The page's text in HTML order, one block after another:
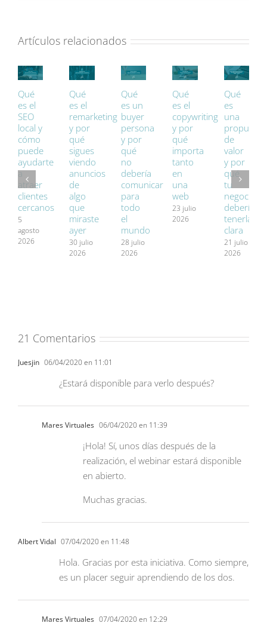
Artículos relacionados
Qué
es el
SEO
local y
cómo
puede
ayudarte
a
atraer
clientes
cercanos
5
agosto
2026
Qué
es el
remarketing
y por
qué
sigues
viendo
anuncios
de
algo
que
miraste
ayer
30 julio
2026
Qué
es un
buyer
persona
y por
qué
no
debería
comunicar
para
todo
el
mundo
28 julio
2026
Qué
es el
copywriting
y por
qué
importa
tanto
en
una
web
23 julio
2026
Qué
es
una
propuesta
de
valor
y por
qué
tu
negocio
debería
tenerla
clara
21 julio
2026
21 Comentarios
Juesjin 06/04/2020 en 11:01
¿Estará disponible para verlo después?
Mares Virtuales 06/04/2020 en 11:39
¡Hola! Sí, unos días después de la
realización, el webinar estará disponible
en abierto.
Muchas gracias.
Albert Vidal 07/04/2020 en 11:48
Hola. Gracias por esta iniciativa. Como siempre,
es un placer seguir aprendiendo de los dos.
Mares Virtuales 07/04/2020 en 12:29